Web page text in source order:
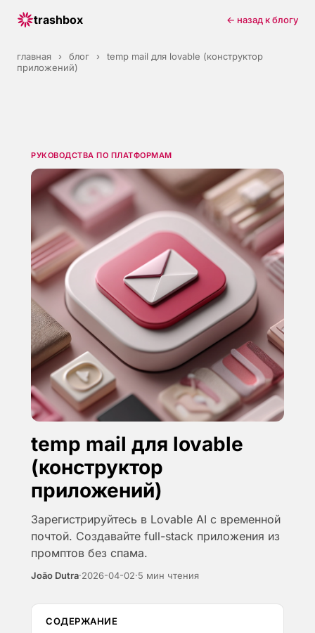
trashbox ← назад к блогу
главная › блог ›
temp mail для lovable (конструктор
приложений)
РУКОВОДСТВА ПО ПЛАТФОРМАМ
temp mail для lovable
(конструктор
приложений)
Зарегистрируйтесь в Lovable AI с временной
почтой. Создавайте full-stack приложения из
промптов без спама.
João Dutra·2026-04-02·5 мин чтения
СОДЕРЖАНИЕ